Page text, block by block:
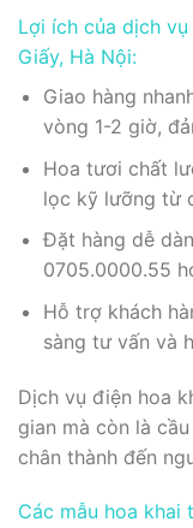
Lợi ích của dịch
Giấy, Hà Nội:
Giao hàng
vòng 1-2 giờ,
Hoa tươi chất
lọc kỹ lưỡng từ
Đặt hàng dễ
0705.0000.55
Hỗ trợ khách
sàng tư vấn và
Dịch vụ điện hoa
gian mà còn là
chân thành đến
Các mẫu hoa khai